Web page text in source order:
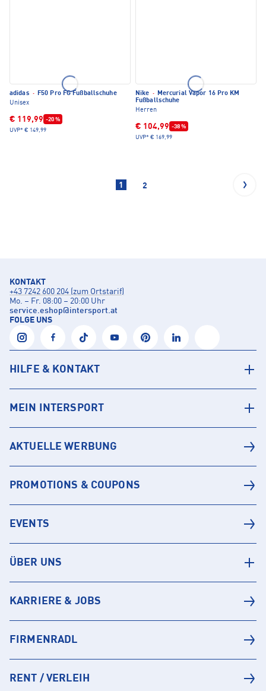
adidas · F50 Pro FG Fußballschuhe
Unisex
€ 119,99 -20 %
UVP* € 149,99
Nike · Mercurial Vapor 16 Pro KM
Fußballschuhe
Herren
€ 104,99 -38 %
UVP* € 169,99
1 2
KONTAKT
+43 7242 600 204 (zum Ortstarif)
Mo. – Fr. 08:00 – 20:00 Uhr
service.eshop@intersport.at
FOLGE UNS
HILFE & KONTAKT
MEIN INTERSPORT
AKTUELLE WERBUNG
PROMOTIONS & COUPONS
EVENTS
ÜBER UNS
KARRIERE & JOBS
FIRMENRADL
RENT / VERLEIH